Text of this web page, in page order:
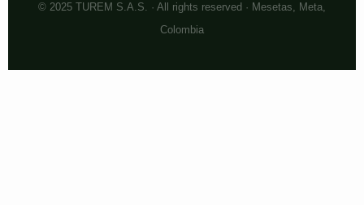
© 2025 TUREM S.A.S. · All rights reserved · Mesetas, Meta,
Colombia